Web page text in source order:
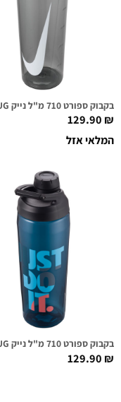
בקבוק ספורט 710 מ"ל נייק NIKE TR HYPERCHARGE CHUG אפור/לבן
129.90₪
המלאי אזל
בקבוק ספורט 710 מ"ל נייק NIKE TR HYPERCHARGE CHUG כחול גרפי
129.90₪